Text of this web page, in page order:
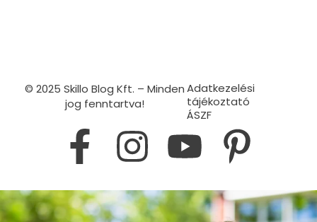
© 2025 Skillo Blog Kft. – Minden
jog fenntartva!
Adatkezelési
tájékoztató
ÁSZF